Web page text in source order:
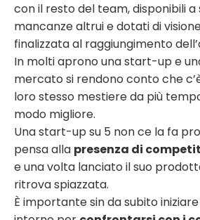
con il resto del team, disponibili
mancanze altrui e dotati di
finalizzata al raggiungimento
In molti aprono una start-up e
mercato si rendono conto che
loro stesso mestiere da più
modo migliore.
Una start-up su 5 non ce la fa
pensa alla presenza di
e una volta lanciato il suo
ritrova spiazzata.
È importante sin da subito